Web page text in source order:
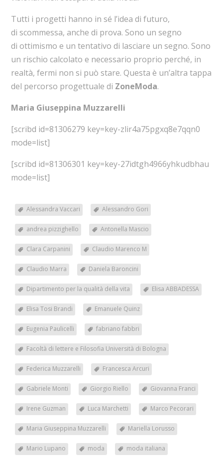
Tutti i progetti hanno in sé l’idea di futuro,
di scommessa, anche di prova. Sono un segno
di ottimismo e un tentativo di lasciare un segno. Sono
un rischio calcolato e necessario proprio perché, in
realtà, fermi non si può stare. Questa è un’altra tappa
del percorso progettuale di ZoneModa.
Maria Giuseppina Muzzarelli
[scribd id=81306279 key=key-zlir4a75pgxq8e7qqn0
mode=list]
[scribd id=81306301 key=key-27idtgh4966yhkudbhau
mode=list]
Alessandra Vaccari Alessandro Gori
andrea pizzighello Antonella Mascio
Clara Carpanini Claudio Marenco M
Claudio Marra Daniela Baroncini
Dipartimento per la qualità della vita Elisa ABBADESSA
Elisa Tosi Brandi Emanuele Quinz
Eugenia Paulicelli fabriano fabbri
Facoltà di lettere e Filosofia Università di Bologna
Federica Muzzarelli Francesca Arcuri
Gabriele Monti Giorgio Riello Giovanna Franci
Irene Guzman Luca Marchetti Marco Pecorari
Maria Giuseppina Muzzarelli Mariella Lorusso
Mario Lupano moda moda italiana